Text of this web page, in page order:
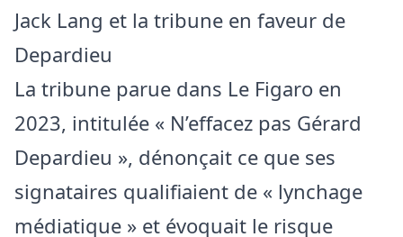
Jack Lang et la tribune en faveur de
Depardieu
La tribune parue dans Le Figaro en
2023, intitulée « N’effacez pas Gérard
Depardieu », dénonçait ce que ses
signataires qualifiaient de « lynchage
médiatique » et évoquait le risque